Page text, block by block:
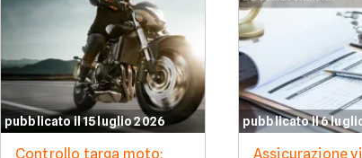
pubblicato il 15 luglio 2026
Controllo targa moto:
pubblicato il 6
Assicurazione